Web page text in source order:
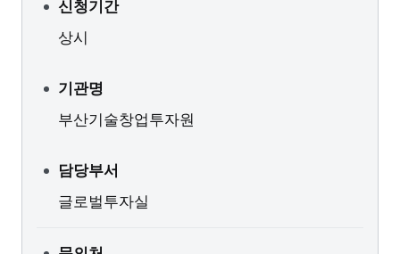
신청기간
상시
기관명
부산기술창업투자원
담당부서
글로벌투자실